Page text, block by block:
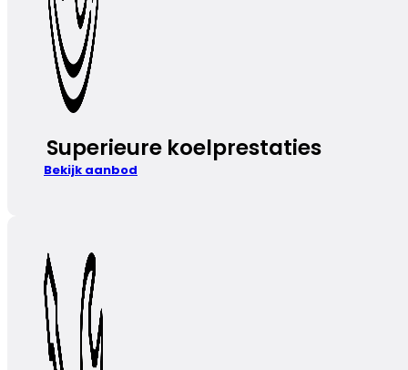
Superieure koelprestaties
Bekijk aanbod